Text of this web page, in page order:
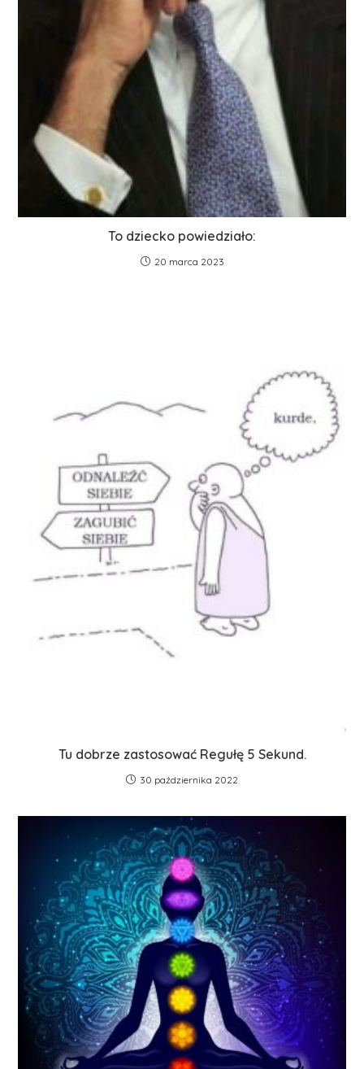
To dziecko powiedziało:
20 marca 2023
Tu dobrze zastosować Regułę 5 Sekund.
30 października 2022